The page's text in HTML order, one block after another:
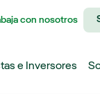
con nosotros
e Inversores